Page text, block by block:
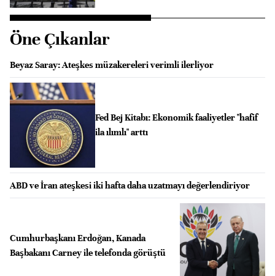
Öne Çıkanlar
Beyaz Saray: Ateşkes müzakereleri verimli ilerliyor
Fed Bej Kitabı: Ekonomik faaliyetler "hafif
ila ılımlı" arttı
ABD ve İran ateşkesi iki hafta daha uzatmayı değerlendiriyor
Cumhurbaşkanı Erdoğan, Kanada
Başbakanı Carney ile telefonda görüştü